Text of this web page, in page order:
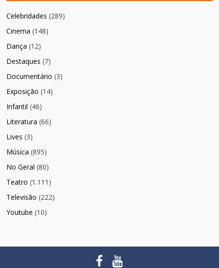
Celebridades (289)
Cinema (148)
Dança (12)
Destaques (7)
Documentário (3)
Exposição (14)
Infantil (46)
Literatura (66)
Lives (3)
Música (895)
No Geral (80)
Teatro (1.111)
Televisão (222)
Youtube (10)